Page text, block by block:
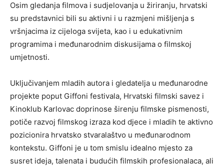
Osim gledanja filmova i sudjelovanja u žiriranju, hrvatski
su predstavnici bili su aktivni i u razmjeni mišljenja s
vršnjacima iz cijeloga svijeta, kao i u edukativnim
programima i međunarodnim diskusijama o filmskoj
umjetnosti.
Uključivanjem mladih autora i gledatelja u međunarodne
projekte poput Giffoni festivala, Hrvatski filmski savez i
Kinoklub Karlovac doprinose širenju filmske pismenosti,
potiče razvoj filmskog izraza kod djece i mladih te aktivno
pozicionira hrvatsko stvaralaštvo u međunarodnom
kontekstu. Giffoni je u tom smislu idealno mjesto za
susret ideja, talenata i budućih filmskih profesionalaca, ali